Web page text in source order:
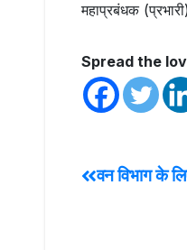
महाप्रबंधक
Spread the
वन विभाग के